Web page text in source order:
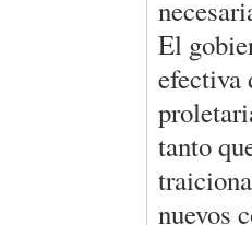
El
efectiva
tanto
nuevos